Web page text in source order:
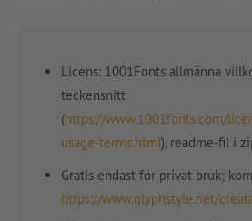
Licens: 1001Fonts allmänna
teckensnitt
(https://www.1001fonts.com/
usage-terms.html), readme-fil i
Gratis endast för privat bruk;
https://www.glyphstyle.net/